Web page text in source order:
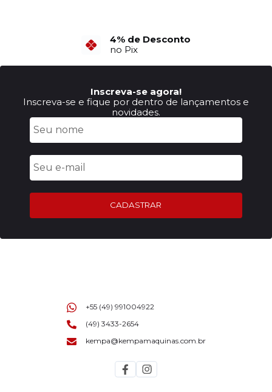
4% de Desconto
no Pix
Inscreva-se agora!
Inscreva-se e fique por dentro de lançamentos e
novidades.
CADASTRAR
+55 (49) 991004922
(49) 3433-2654
kempa@kempamaquinas.com.br